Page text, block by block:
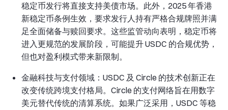
稳定币发行将直接支持美债市场。此外，2025 年香港
新稳定币条例生效，要求发行人持有严格合规牌照并满
足全面储备与赎回要求。这些监管动向表明，稳定币将
进入更规范的发展阶段，可能提升 USDC 的合规优势，
但也对盈利模式带来新限制。
金融科技与支付领域：USDC 及 Circle 的技术创新正在
改变传统跨境支付格局。Circle 的支付网络旨在用数字
美元替代传统的清算系统。如果广泛采用，USDC 等稳